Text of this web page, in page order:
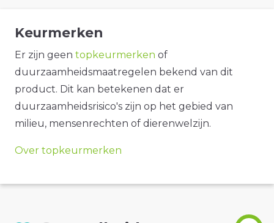
Keurmerken
Er zijn geen topkeurmerken of
duurzaamheidsmaatregelen bekend van dit
product. Dit kan betekenen dat er
duurzaamheidsrisico's zijn op het gebied van
milieu, mensenrechten of dierenwelzijn.
Over topkeurmerken